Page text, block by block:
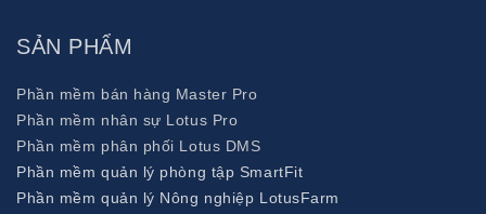
SẢN PHẨM
Phần mềm bán hàng Master Pro
Phần mềm nhân sự Lotus Pro
Phần mềm phân phối Lotus DMS
Phần mềm quản lý phòng tập SmartFit
Phần mềm quản lý Nông nghiệp LotusFarm